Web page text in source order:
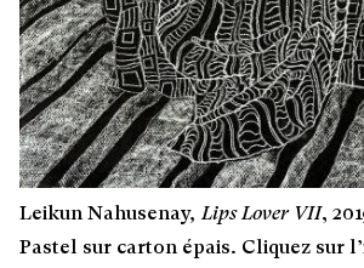
Leikun Nahusenay, Lips Lover VII,
Pastel sur carton épais. Cliquez sur